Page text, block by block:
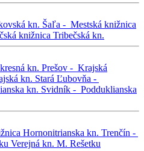
kn. Šaľa - Mestská knižnica
knižnica Tribečská kn.
kn. Prešov - Krajská
kn. Stará Ľubovňa -
kn. Svidník - Podduklianska
Hornonitrianska kn. Trenčín -
Verejná kn. M. Rešetku